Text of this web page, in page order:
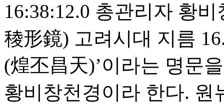
16:38:12.0 총관리자 황비
稜形鏡) 고려시대 지름
(煌丕昌天)’이라는 명문
황비창천경이라 한다. 원